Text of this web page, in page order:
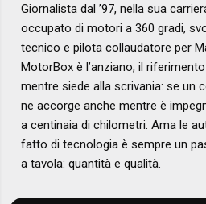
Giornalista dal ’97, nella sua
occupato di motori a 360 gradi,
tecnico e pilota collaudatore per
MotorBox è l’anziano, il
mentre siede alla scrivania: se un
ne accorge anche mentre è
a centinaia di chilometri. Ama le
fatto di tecnologia è sempre un
a tavola: quantità e qualità.